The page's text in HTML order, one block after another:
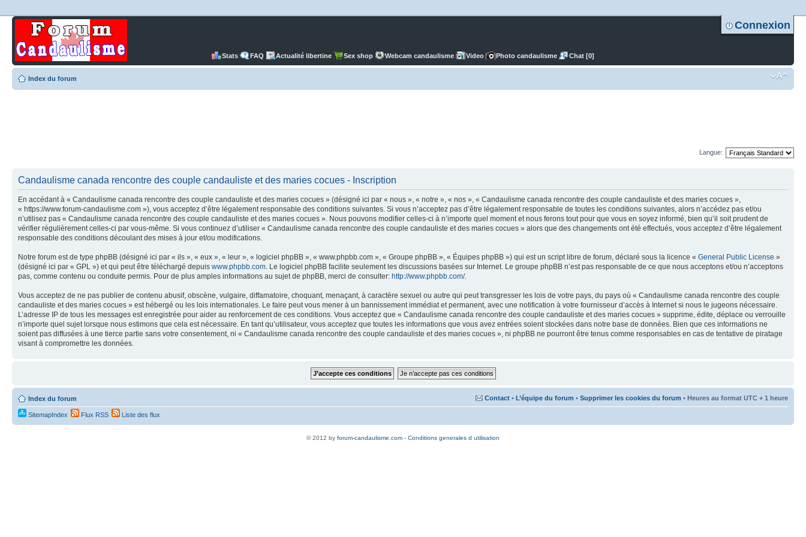
Connexion
Stats FAQ Actualité libertine Sex shop Webcam candaulisme Video Photo candaulisme Chat [0]
Index du forum
Langue:
Candaulisme canada rencontre des couple candauliste et des maries cocues - Inscription
En accédant à « Candaulisme canada rencontre des couple candauliste et des maries cocues » (désigné ici par « nous », « notre », « nos », « Candaulisme canada rencontre des couple candauliste et des maries cocues »,
« https://www.forum-candaulisme.com »), vous acceptez d’être légalement responsable des conditions suivantes. Si vous n’acceptez pas d’être légalement responsable de toutes les conditions suivantes, alors n’accédez pas et/ou
n’utilisez pas « Candaulisme canada rencontre des couple candauliste et des maries cocues ». Nous pouvons modifier celles-ci à n’importe quel moment et nous ferons tout pour que vous en soyez informé, bien qu’il soit prudent de
vérifier régulièrement celles-ci par vous-même. Si vous continuez d’utiliser « Candaulisme canada rencontre des couple candauliste et des maries cocues » alors que des changements ont été effectués, vous acceptez d’être légalement
responsable des conditions découlant des mises à jour et/ou modifications.
Notre forum est de type phpBB (désigné ici par « ils », « eux », « leur », « logiciel phpBB », « www.phpbb.com », « Groupe phpBB », « Équipes phpBB ») qui est un script libre de forum, déclaré sous la licence « General Public License »
(désigné ici par « GPL ») et qui peut être téléchargé depuis www.phpbb.com . Le logiciel phpBB facilite seulement les discussions basées sur Internet. Le groupe phpBB n’est pas responsable de ce que nous acceptons et/ou n’acceptons
pas, comme contenu ou conduite permis. Pour de plus amples informations au sujet de phpBB, merci de consulter: http://www.phpbb.com/.
Vous acceptez de ne pas publier de contenu abusif, obscène, vulgaire, diffamatoire, choquant, menaçant, à caractère sexuel ou autre qui peut transgresser les lois de votre pays, du pays où « Candaulisme canada rencontre des couple
candauliste et des maries cocues » est hébergé ou les lois internationales. Le faire peut vous mener à un bannissement immédiat et permanent, avec une notification à votre fournisseur d’accès à Internet si nous le jugeons nécessaire.
L’adresse IP de tous les messages est enregistrée pour aider au renforcement de ces conditions. Vous acceptez que « Candaulisme canada rencontre des couple candauliste et des maries cocues » supprime, édite, déplace ou verrouille
n’importe quel sujet lorsque nous estimons que cela est nécessaire. En tant qu’utilisateur, vous acceptez que toutes les informations que vous avez entrées soient stockées dans notre base de données. Bien que ces informations ne
soient pas diffusées à une tierce partie sans votre consentement, ni « Candaulisme canada rencontre des couple candauliste et des maries cocues », ni phpBB ne pourront être tenus comme responsables en cas de tentative de piratage
visant à compromettre les données.
Index du forum Contact • L’équipe du forum • Supprimer les cookies du forum • Heures au format UTC + 1 heure
SitemapIndex Flux RSS Liste des flux
© 2012 by forum-candaulisme.com - Conditions generales d utilisation